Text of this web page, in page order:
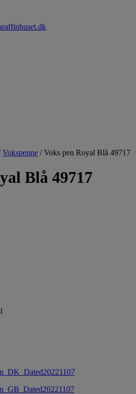
Vokspenne /Voks pen Royal Blå 49717
Blå 49717